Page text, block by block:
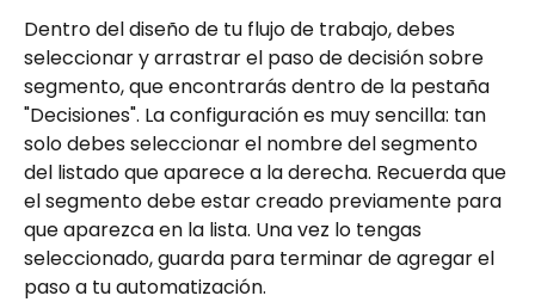
Dentro del diseño de tu flujo de trabajo, debes
seleccionar y arrastrar el paso de decisión sobre
segmento, que encontrarás dentro de la pestaña
"Decisiones". La configuración es muy sencilla: tan
solo debes seleccionar el nombre del segmento
del listado que aparece a la derecha. Recuerda que
el segmento debe estar creado previamente para
que aparezca en la lista. Una vez lo tengas
seleccionado, guarda para terminar de agregar el
paso a tu automatización.